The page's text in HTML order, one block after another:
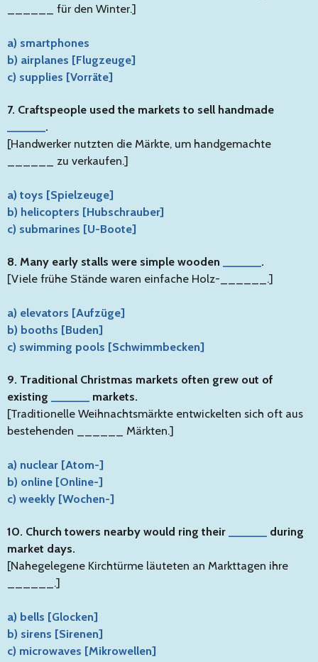
______ für den Winter.]
a) smartphones
b) airplanes [Flugzeuge]
c) supplies [Vorräte]
7. Craftspeople used the markets to sell handmade
.
[Handwerker nutzten die Märkte, um handgemachte
______ zu verkaufen.]
a) toys [Spielzeuge]
b) helicopters [Hubschrauber]
c) submarines [U-Boote]
8. Many early stalls were simple wooden
.
[Viele frühe Stände waren einfache Holz-______.]
a) elevators [Aufzüge]
b) booths [Buden]
c) swimming pools [Schwimmbecken]
9. Traditional Christmas markets often grew out of
existing
markets.
[Traditionelle Weihnachtsmärkte entwickelten sich oft aus
bestehenden ______ Märkten.]
a) nuclear [Atom-]
b) online [Online-]
c) weekly [Wochen-]
10. Church towers nearby would ring their
during
market days.
[Nahegelegene Kirchtürme läuteten an Markttagen ihre
______.]
a) bells [Glocken]
b) sirens [Sirenen]
c) microwaves [Mikrowellen]